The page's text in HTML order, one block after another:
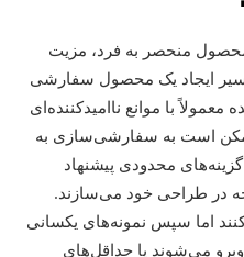
منحصر به فرد، مزیت
ایجاد یک محصول سفارشی
با موانع ناامیدکننده‌ای
است به سفارشی‌سازی به
محدودی پیشنهاد
در طراحی خود می‌سازند.
اما سپس نمونه‌های یکسانی
روبرو می‌شوند یا حداقل‌های